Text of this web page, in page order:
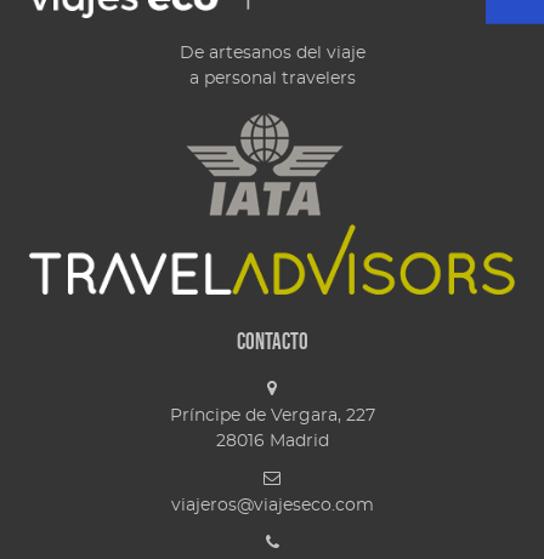
De artesanos del viaje
a personal travelers
Contacto
Príncipe de Vergara, 227
28016 Madrid
viajeros@viajeseco.com